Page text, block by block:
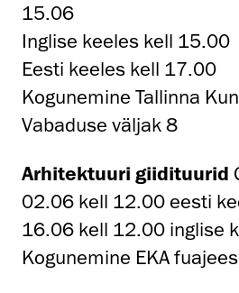
15.06
Inglise keeles kell 15.00
Eesti keeles kell 17.00
Kogunemine Tallinna
Vabaduse väljak 8
Arhitektuuri giidituurid
02.06 kell 12.00 eesti
16.06 kell 12.00 inglise
Kogunemine EKA